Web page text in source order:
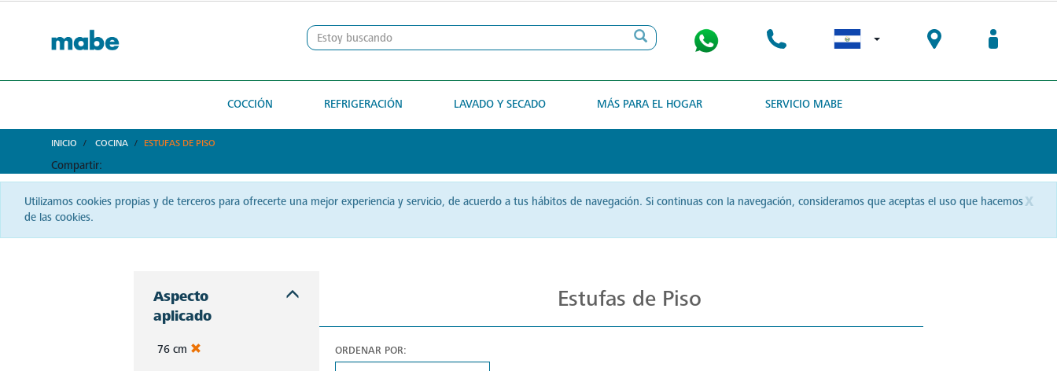
COCCIÓN REFRIGERACIÓN LAVADO Y SECADO MÁS PARA EL HOGAR SERVICIO MABE
INICIO COCINA ESTUFAS DE PISO
Compartir:
x
Utilizamos cookies propias y de terceros para ofrecerte una mejor experiencia y servicio, de acuerdo a tus hábitos de navegación. Si continuas con la navegación, consideramos que aceptas el uso que hacemos
de las cookies.
Aspecto
aplicado
76 cm
Estufas de Piso
ORDENAR POR: